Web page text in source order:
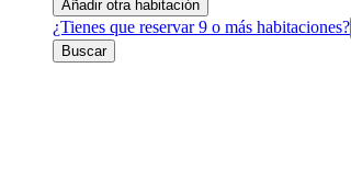
Añadir otra habitación
¿Tienes que reservar 9 o más habitaciones?
Buscar